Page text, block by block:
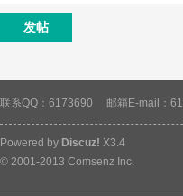
虾
发帖
联系QQ：6173690 邮箱E-mail：
Powered by Discuz! X3.4
© 2001-2013 Comsenz Inc.